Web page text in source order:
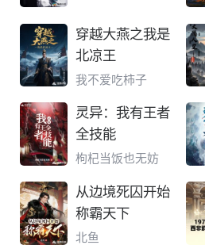
穿越大燕之我是
北凉王
我不爱吃柿子
灵异：我有王者
全技能
枸杞当饭也无妨
从边境死囚开始
称霸天下
北鱼